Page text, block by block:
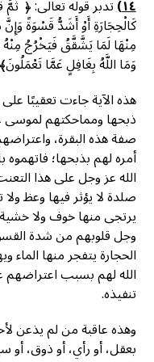
١٤)تدبر قوله تعالى: ﴿
كَالْحِجَارَةِ أَوْ أَشَدُّ قَسْوَةً وَإِنَّ
مِنْهَا لَمَا يَشَّقَّقُ فَيَخْرُجُ مِنْهُ
وَمَا اللَّهُ بِغَافِلٍ عَمَّا تَعْمَلُونَ﴾
هذه الآية جاءت تعقيبًا
ذبحها ومماحكتهم لموسى
صفة هذه البقرة،
أمره لهم بذبحها؛
الله عز وجل على هذا
صلدة لا يؤثر فيها وعظ
يرتجى منها خوف ولا
وجل قلوبهم من شدة
الحجارة يتفجر منها
الله لهم بسبب اعتراضهم
تنفيذه.
وهذه عاقبة من لم يذعن
بعقل، أو رأي، أو ذوق، أو